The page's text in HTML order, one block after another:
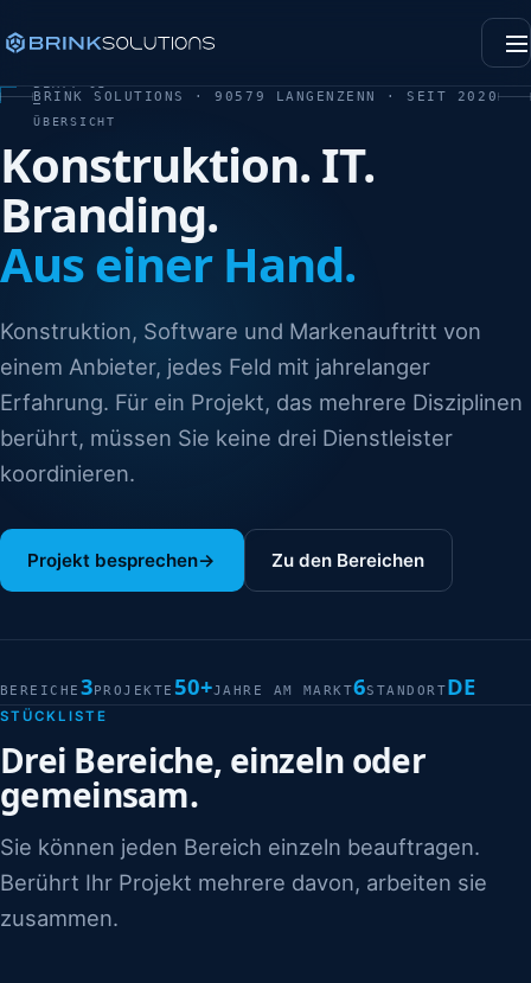
—
ÜBERSICHT
BRINK SOLUTIONS · 90579 LANGENZENN · SEIT 2020
Konstruktion. IT.
Branding.
Aus einer Hand.
Konstruktion, Software und Markenauftritt von
einem Anbieter, jedes Feld mit jahrelanger
Erfahrung. Für ein Projekt, das mehrere Disziplinen
berührt, müssen Sie keine drei Dienstleister
koordinieren.
Projekt besprechen→ Zu den Bereichen
BEREICHE 3PROJEKTE 50+JAHRE AM MARKT6STANDORTDE
STÜCKLISTE
Drei Bereiche, einzeln oder
gemeinsam.
Sie können jeden Bereich einzeln beauftragen.
Berührt Ihr Projekt mehrere davon, arbeiten sie
zusammen.